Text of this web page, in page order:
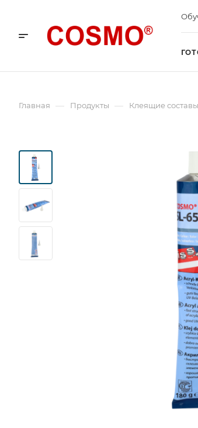
Главная — Продукты — Клеящие составы